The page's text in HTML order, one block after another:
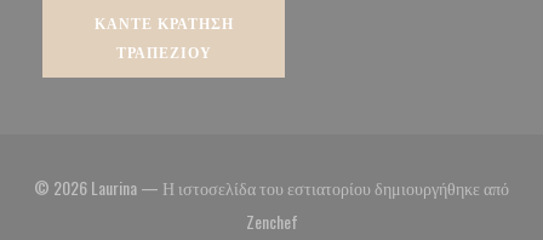
ΚΆΝΤΕ ΚΡΆΤΗΣΗ
ΤΡΑΠΕΖΙΟΎ
© 2026 Laurina — Η ιστοσελίδα του εστιατορίου δημιουργήθηκε από
Zenchef((ανοίγει σε νέο παράθυρο))